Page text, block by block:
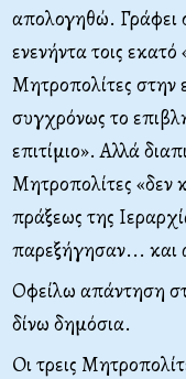
απολογηθώ. Γράφει
ενενήντα τοις εκατό
Μητροπολίτες στην
συγχρόνως το
επιτίμιο». Αλλά
Μητροπολίτες «δεν
πράξεως της
παρεξήγησαν... και
Οφείλω απάντηση
δίνω δημόσια.
Oι τρεις